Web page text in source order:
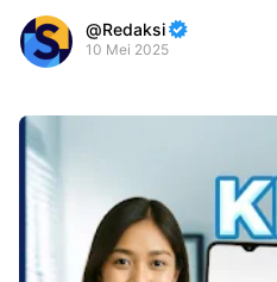
Redaksi
10 Mei 2025
By
Raushan
Design
Templates